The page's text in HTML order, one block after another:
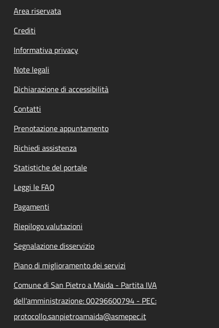
Footer menu
Area riservata
Crediti
Informativa privacy
Note legali
Dichiarazione di accessibilità
Contatti
Prenotazione appuntamento
Richiedi assistenza
Statistiche del portale
Leggi le FAQ
Pagamenti
Riepilogo valutazioni
Segnalazione disservizio
Piano di miglioramento dei servizi
Comune di San Pietro a Maida - Partita IVA
dell'amministrazione: 00296600794 - PEC:
protocollo.sanpietroamaida@asmepec.it